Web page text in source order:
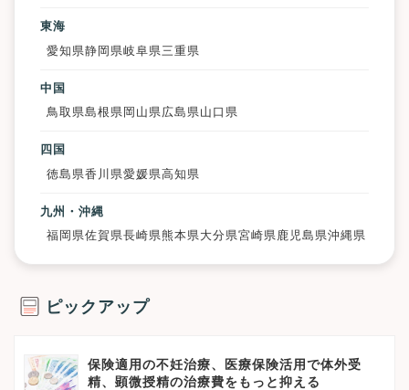
東海
愛知県静岡県岐阜県 三重県
中国
鳥取県島根県 岡山県広島県山口県
四国
徳島県香川県愛媛県高知県
九州・沖縄
福岡県佐賀県長崎県熊本県大分県宮崎県鹿児島県沖縄県
ピックアップ
保険適用の不妊治療、医療保険活用で体外受
精、顕微授精の治療費をもっと抑える